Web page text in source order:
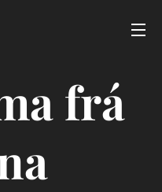
frá